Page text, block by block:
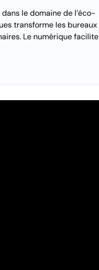
le domaine de l’éco-
transforme les bureaux
Le numérique facilite